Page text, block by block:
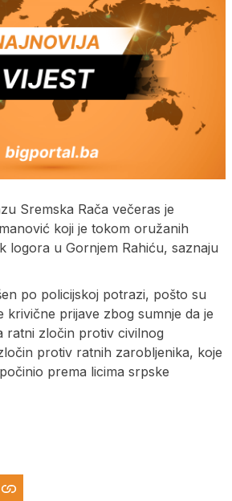
Sremska Rača večeras je
koji je tokom oružanih
logora u Gornjem Rahiću, saznaju
po policijskoj potrazi, pošto su
krivične prijave zbog sumnje da je
ratni zločin protiv civilnog
protiv ratnih zarobljenika, koje
prema licima srpske